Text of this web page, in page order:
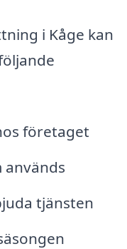
i Kåge kan
företaget
används
tjänsten